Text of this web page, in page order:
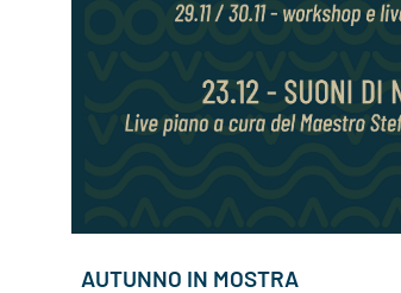
AUTUNNO IN MOSTRA